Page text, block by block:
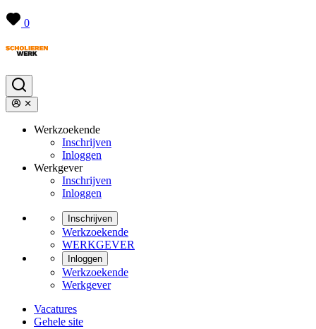
0
Werkzoekende
Inschrijven
Inloggen
Werkgever
Inschrijven
Inloggen
Inschrijven
Werkzoekende
WERKGEVER
Inloggen
Werkzoekende
Werkgever
Vacatures
Gehele site